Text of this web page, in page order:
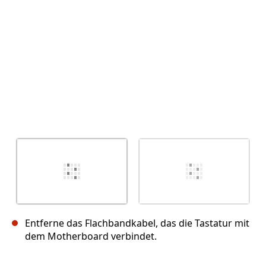
Entferne das Flachbandkabel, das die Tastatur mit
dem Motherboard verbindet.